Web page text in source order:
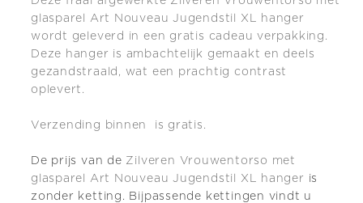
glasparel Art Nouveau Jugendstil XL hanger
wordt geleverd in een gratis cadeau verpakking.
Deze hanger is ambachtelijk gemaakt en deels
gezandstraald, wat een prachtig contrast
oplevert.
Verzending binnen is gratis.
De prijs van de Zilveren Vrouwentorso met
glasparel Art Nouveau Jugendstil XL hanger is
zonder ketting. Bijpassende kettingen vindt u